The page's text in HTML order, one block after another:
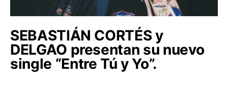
SEBASTIÁN CORTÉS y
DELGAO presentan su nuevo
single “Entre Tú y Yo”.